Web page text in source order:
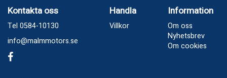
Kontakta oss
Tel 0584-10130
info@malmmotors.se
Handla
Villkor
Information
Om oss
Nyhetsbrev
Om cookies